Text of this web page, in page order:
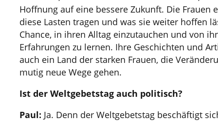
Hoffnung auf eine bessere Zukunft. Die Frauen
diese Lasten tragen und was sie weiter hoffen
Chance, in ihren Alltag einzutauchen und von
Erfahrungen zu lernen. Ihre Geschichten und
auch ein Land der starken Frauen, die
mutig neue Wege gehen.
Ist der Weltgebetstag auch politisch?
Paul: Ja. Denn der Weltgebetstag beschäftigt